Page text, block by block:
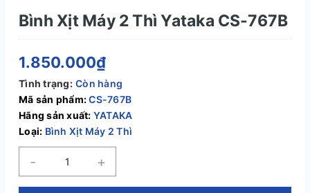
Bình Xịt Máy 2 Thì Yataka CS-767B
1.850.000₫
Tình trạng: Còn hàng
Mã sản phẩm:CS-767B
Hãng sản xuất: YATAKA
Loại: Bình Xịt Máy 2 Thì
- +